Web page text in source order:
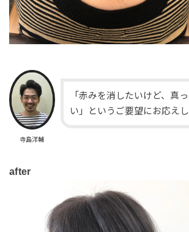
寺島洋輔
「赤みを消したいけど、真
い」というご要望にお応えし
after